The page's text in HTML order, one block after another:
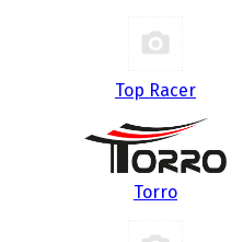
Top Racer
Torro